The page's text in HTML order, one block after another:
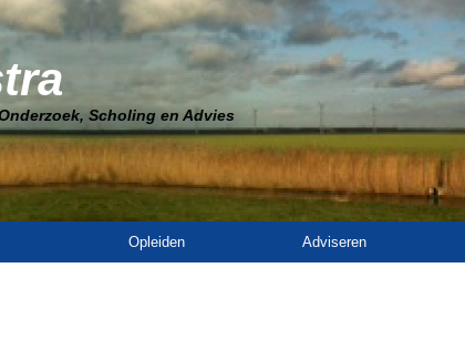
Scholing en Advies
Opleiden Adviseren